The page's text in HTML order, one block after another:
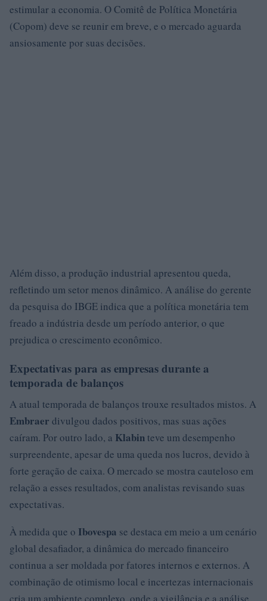
estimular a economia. O Comitê de Política Monetária
(Copom) deve se reunir em breve, e o mercado aguarda
ansiosamente por suas decisões.
Além disso, a produção industrial apresentou queda,
refletindo um setor menos dinâmico. A análise do gerente
da pesquisa do IBGE indica que a política monetária tem
freado a indústria desde um período anterior, o que
prejudica o crescimento econômico.
Expectativas para as empresas durante a
temporada de balanços
A atual temporada de balanços trouxe resultados mistos. A
Embraer divulgou dados positivos, mas suas ações
caíram. Por outro lado, a Klabin teve um desempenho
surpreendente, apesar de uma queda nos lucros, devido à
forte geração de caixa. O mercado se mostra cauteloso em
relação a esses resultados, com analistas revisando suas
expectativas.
À medida que o Ibovespa se destaca em meio a um cenário
global desafiador, a dinâmica do mercado financeiro
continua a ser moldada por fatores internos e externos. A
combinação de otimismo local e incertezas internacionais
cria um ambiente complexo, onde a vigilância e a análise